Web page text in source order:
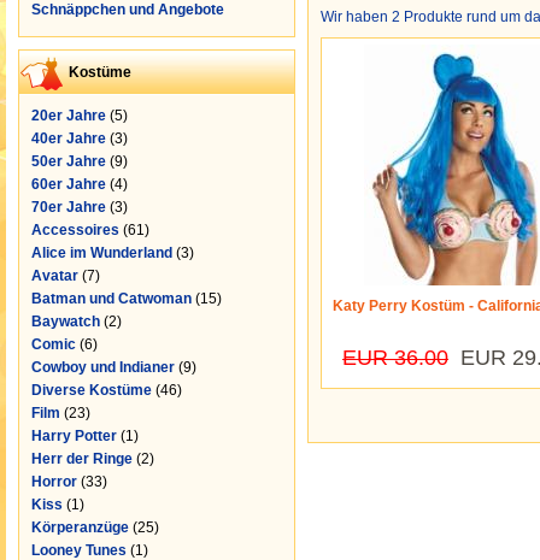
Schnäppchen und Angebote
Kostüme
20er Jahre (5)
40er Jahre (3)
50er Jahre (9)
60er Jahre (4)
70er Jahre (3)
Accessoires (61)
Alice im Wunderland (3)
Avatar (7)
Batman und Catwoman (15)
Baywatch (2)
Comic (6)
Cowboy und Indianer (9)
Diverse Kostüme (46)
Film (23)
Harry Potter (1)
Herr der Ringe (2)
Horror (33)
Kiss (1)
Körperanzüge (25)
Looney Tunes (1)
Wir haben 2 Produkte rund um
Katy Perry Kostüm -
EUR 36.00 EUR